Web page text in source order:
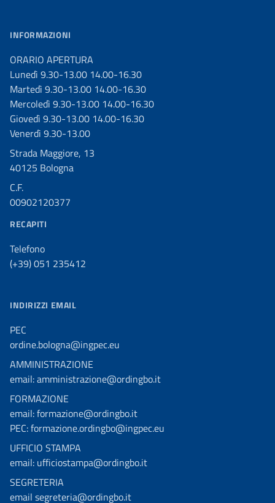
INFORMAZIONI
ORARIO APERTURA
Lunedì 9.30-13.00 14.00-16.30
Martedì 9.30-13.00 14.00-16.30
Mercoledì 9.30-13.00 14.00-16.30
Giovedì 9.30-13.00 14.00-16.30
Venerdì 9.30-13.00
Strada Maggiore, 13
40125 Bologna
C.F.
00902120377
RECAPITI
Telefono
(+39) 051 235412
INDIRIZZI EMAIL
PEC
ordine.bologna@ingpec.eu
AMMINISTRAZIONE
email: amministrazione@ordingbo.it
FORMAZIONE
email: formazione@ordingbo.it
PEC: formazione.ordingbo@ingpec.eu
UFFICIO STAMPA
email: ufficiostampa@ordingbo.it
SEGRETERIA
email segreteria@ordingbo.it